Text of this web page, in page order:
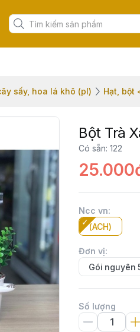
sấy, hoa lá khô (pl) Hạt, bột
Bột Trà
Có sẵn: 122
Ncc vn:
(ACH)
Đơn vị:
Gói nguyên
Số lượng